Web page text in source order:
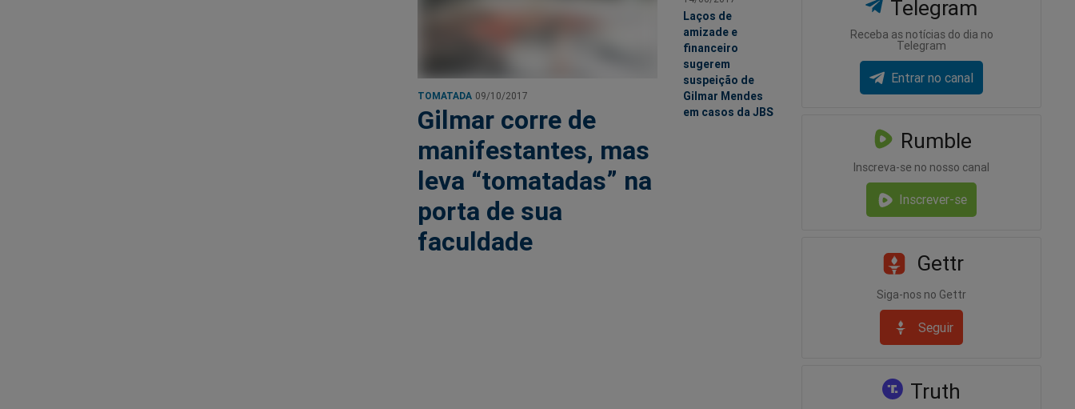
TOMATADA 09/10/2017
Gilmar corre de
manifestantes, mas
leva “tomatadas” na
porta de sua
faculdade
Laços de
amizade e
financeiro
sugerem
suspeição de
Gilmar Mendes
em casos da JBS
Telegram
Receba as notícias do dia no
Telegram
Entrar no canal
Rumble
Inscreva-se no nosso canal
Inscrever-se
Gettr
Siga-nos no Gettr
Seguir
Truth